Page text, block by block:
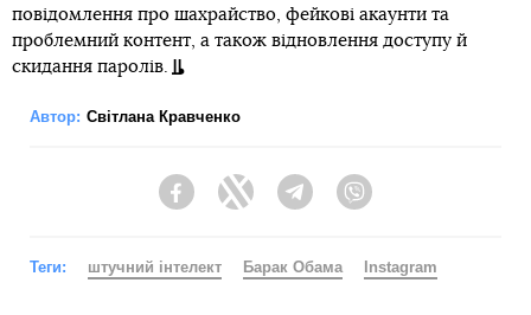
повідомлення про шахрайство, фейкові акаунти та
проблемний контент, а також відновлення доступу й
скидання паролів.
Автор: Світлана Кравченко
FacebookTwitter Telegram
Теги: штучний інтелект Барак Обама Instagram